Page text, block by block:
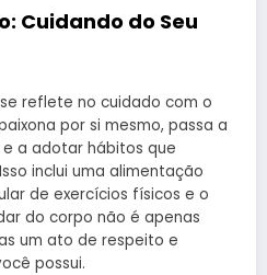
Cuidando do Seu
reflete no cuidado com o
por si mesmo, passa a
a adotar hábitos que
inclui uma alimentação
de exercícios físicos e o
do corpo não é apenas
um ato de respeito e
possui.